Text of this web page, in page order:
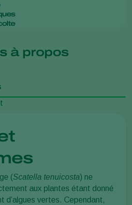
à propos
(Scatella tenuicosta) ne
aux plantes étant donné
d’algues vertes. Cependant,